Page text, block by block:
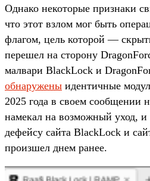
Однако некоторые признаки
что этот взлом мог быть
флагом, цель которой —
перешел на сторону
малвари BlackLock и
обнаружены идентичные
2025 года в своем сообщении
намекал на возможный уход, и
дефейсу сайта BlackLock и
произшел днем ранее.